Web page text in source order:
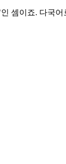
셈이죠. 다국어